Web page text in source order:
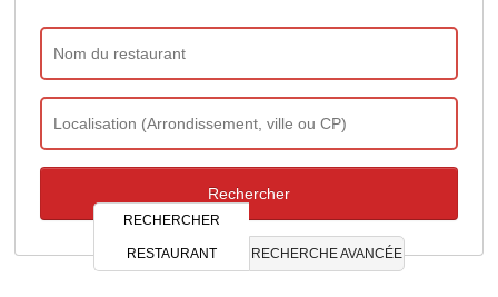
RECHERCHER
RESTAURANT RECHERCHE AVANCÉE